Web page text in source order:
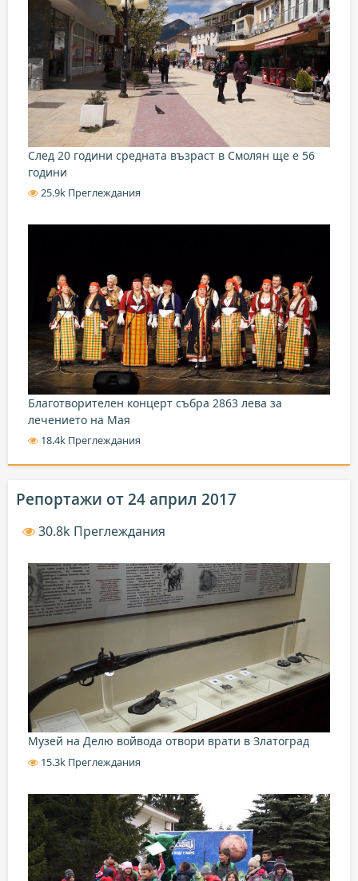
След 20 години средната възраст в Смолян ще е 56
години
25.9k Преглеждания
Благотворителен концерт събра 2863 лева за
лечението на Мая
18.4k Преглеждания
Репортажи от 24 април 2017
30.8k Преглеждания
Музей на Делю войвода отвори врати в Златоград
15.3k Преглеждания